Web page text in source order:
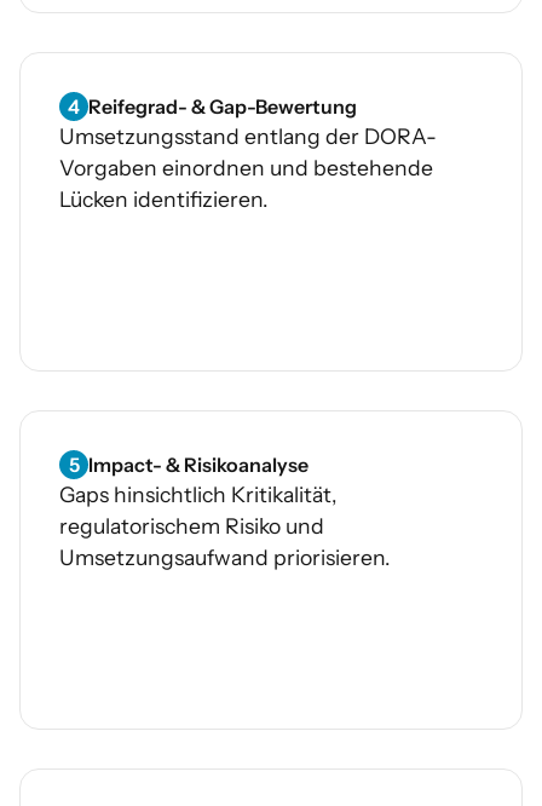
4 Reifegrad- & Gap-Bewertung
Umsetzungsstand entlang der DORA-
Vorgaben einordnen und bestehende
Lücken identifizieren.
5 Impact- & Risikoanalyse
Gaps hinsichtlich Kritikalität,
regulatorischem Risiko und
Umsetzungsaufwand priorisieren.